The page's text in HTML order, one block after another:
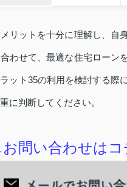
リットを十分に理解し、自
わせて、最適な住宅ローン
ット35の利用を検討する際
に判断してください。
お問い合わせはコ